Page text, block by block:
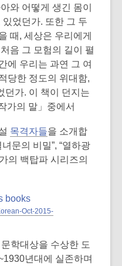
와 어떻게 생긴 몸이
있었던가. 또한 그 두
때, 세상은 우리에게
음 그 모험의 길이 펼
에 우리는 과연 그 여
당한 정도의 위대함,
던가. 이 책이 던지는
가의 말」중에서
목격자들을 소개합
문의 비밀”, “열하광
의 백탑파 시리즈의
Oct-2015-
학대상을 수상한 도
년대에 실존하며